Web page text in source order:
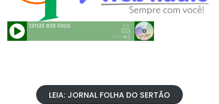
LEIA: JORNAL FOLHA DO SERTÃO